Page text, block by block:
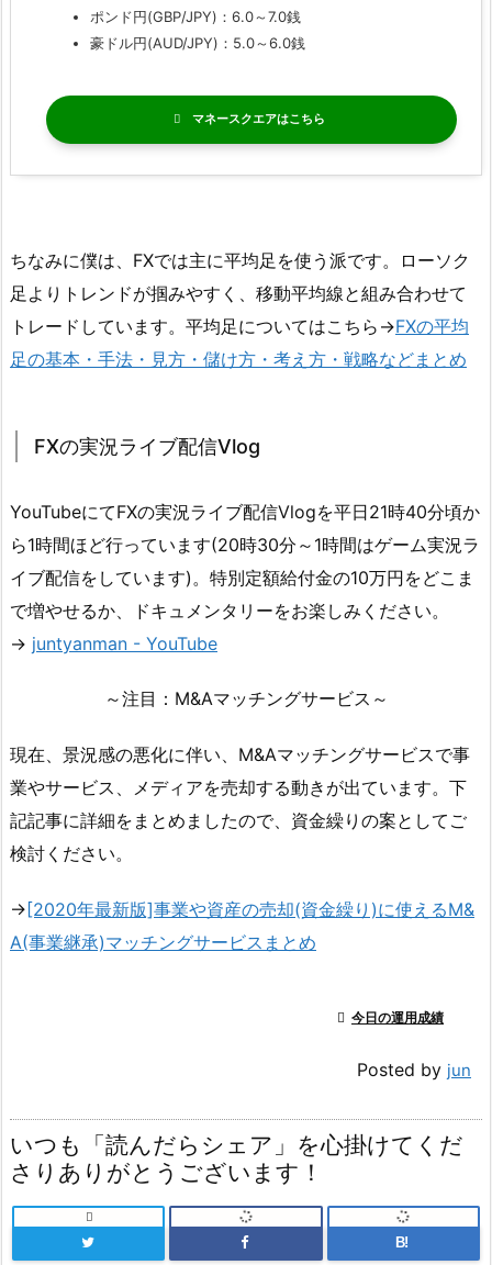
ポンド円(GBP/JPY)：6.0～7.0銭
豪ドル円(AUD/JPY)：5.0～6.0銭
マネースクエア
ちなみに僕は、FXでは主に平均足を使う派です。ローソク
足よりトレンドが掴みやすく、移動平均線と組み合わせて
トレードしています。平均足についてはこちら→FXの平均
足の基本・手法・見方・儲け方・考え方・戦略などまとめ
FXの実況ライブ配信Vlog
YouTubeにてFXの実況ライブ配信Vlogを平日21時40分頃か
ら1時間ほど行っています(20時30分～1時間はゲーム実況ラ
イブ配信をしています)。特別定額給付金の10万円をどこま
で増やせるか、ドキュメンタリーをお楽しみください。
→ juntyanman - YouTube
～注目：M&Aマッチングサービス～
現在、景況感の悪化に伴い、M&Aマッチングサービスで事
業やサービス、メディアを売却する動きが出ています。下
記記事に詳細をまとめましたので、資金繰りの案としてご
検討ください。
→ [2020年最新版]事業や資産の売却(資金繰り)に使えるM&
A(事業継承)マッチングサービスまとめ
 今日の運用成績
Posted by jun
いつも「読んだらシェア」を心掛けてくだ
さりありがとうございます！

B!